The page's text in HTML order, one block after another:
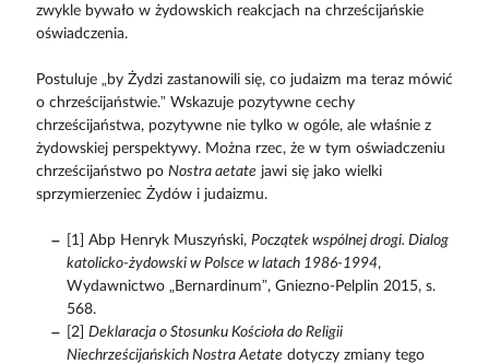
zwykle bywało w żydowskich reakcjach na chrześcijańskie
oświadczenia.
Postuluje „by Żydzi zastanowili się, co judaizm ma teraz mówić
o chrześcijaństwie.” Wskazuje pozytywne cechy
chrześcijaństwa, pozytywne nie tylko w ogóle, ale właśnie z
żydowskiej perspektywy. Można rzec, że w tym oświadczeniu
chrześcijaństwo po Nostra aetate jawi się jako wielki
sprzymierzeniec Żydów i judaizmu.
[1] Abp Henryk Muszyński, Początek wspólnej drogi. Dialog
katolicko-żydowski w Polsce w latach 1986-1994,
Wydawnictwo „Bernardinum”, Gniezno-Pelplin 2015, s.
568.
[2] Deklaracja o Stosunku Kościoła do Religii
Niechrześcijańskich Nostra Aetate dotyczy zmiany tego